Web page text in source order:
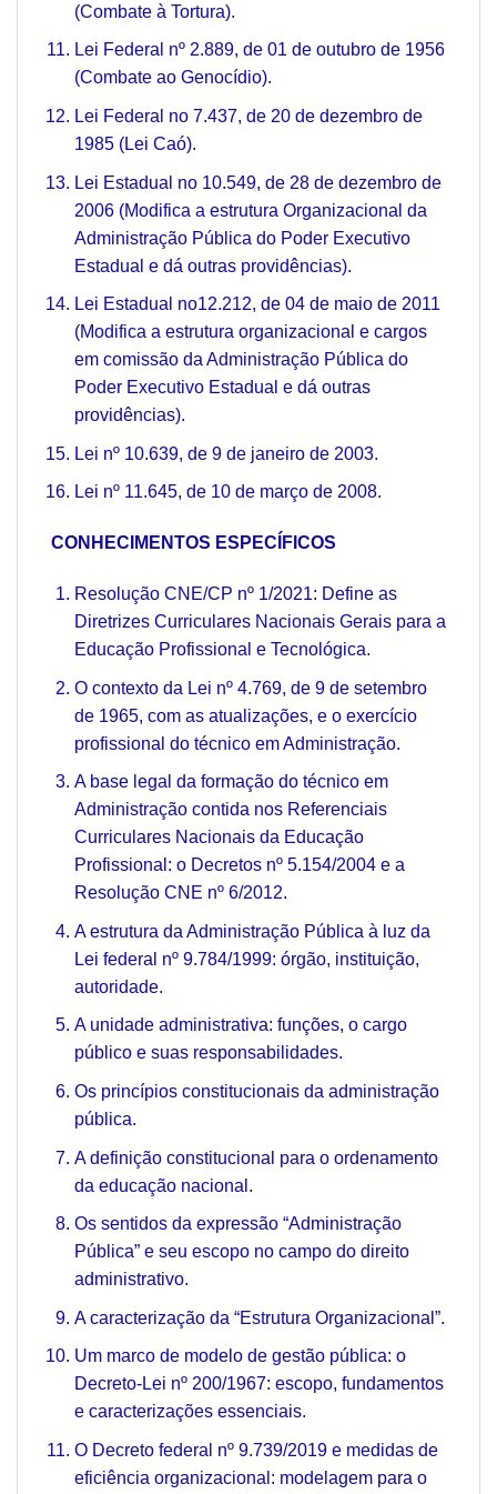
(Combate à Tortura).
Lei Federal nº 2.889, de 01 de outubro de 1956
(Combate ao Genocídio).
Lei Federal no 7.437, de 20 de dezembro de
1985 (Lei Caó).
Lei Estadual no 10.549, de 28 de dezembro de
2006 (Modifica a estrutura Organizacional da
Administração Pública do Poder Executivo
Estadual e dá outras providências).
Lei Estadual no12.212, de 04 de maio de 2011
(Modifica a estrutura organizacional e cargos
em comissão da Administração Pública do
Poder Executivo Estadual e dá outras
providências).
Lei nº 10.639, de 9 de janeiro de 2003.
Lei nº 11.645, de 10 de março de 2008.
CONHECIMENTOS ESPECÍFICOS
Resolução CNE/CP nº 1/2021: Define as
Diretrizes Curriculares Nacionais Gerais para a
Educação Profissional e Tecnológica.
O contexto da Lei nº 4.769, de 9 de setembro
de 1965, com as atualizações, e o exercício
profissional do técnico em Administração.
A base legal da formação do técnico em
Administração contida nos Referenciais
Curriculares Nacionais da Educação
Profissional: o Decretos nº 5.154/2004 e a
Resolução CNE nº 6/2012.
A estrutura da Administração Pública à luz da
Lei federal nº 9.784/1999: órgão, instituição,
autoridade.
A unidade administrativa: funções, o cargo
público e suas responsabilidades.
Os princípios constitucionais da administração
pública.
A definição constitucional para o ordenamento
da educação nacional.
Os sentidos da expressão “Administração
Pública” e seu escopo no campo do direito
administrativo.
A caracterização da “Estrutura Organizacional”.
Um marco de modelo de gestão pública: o
Decreto-Lei nº 200/1967: escopo, fundamentos
e caracterizações essenciais.
O Decreto federal nº 9.739/2019 e medidas de
eficiência organizacional: modelagem para o